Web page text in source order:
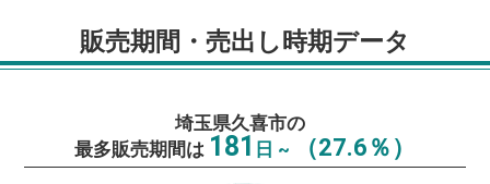
販売期間・売出し時期データ
埼玉県久喜市の
最多販売期間は 181 日 ~ （27.6％）